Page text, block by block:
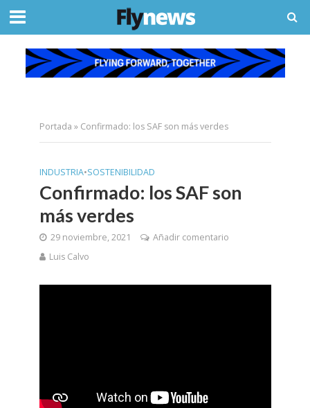
Portada » Confirmado: los SAF son más verdes
INDUSTRIA•SOSTENIBILIDAD
Confirmado: los SAF son
más verdes
29 noviembre, 2021
Añadir comentario
Luis Calvo